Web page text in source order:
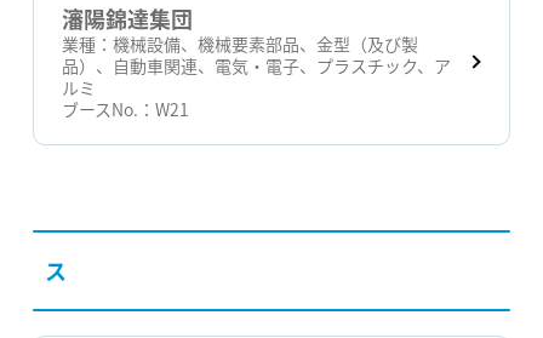
瀋陽錦達集団
業種：機械設備、機械要素部品、金型（及び製
品）、自動車関連、電気・電子、プラスチック、ア
ルミ
ブースNo.：W21
ス